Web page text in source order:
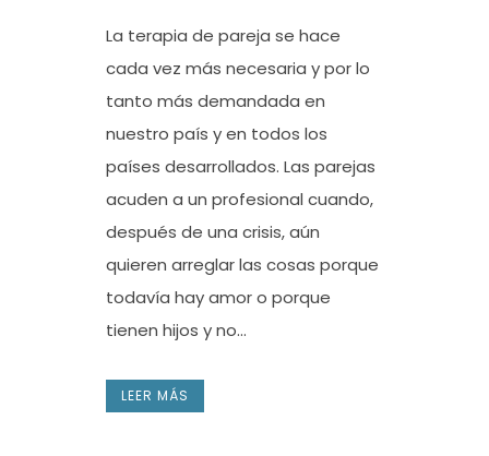
La terapia de pareja se hace
cada vez más necesaria y por lo
tanto más demandada en
nuestro país y en todos los
países desarrollados. Las parejas
acuden a un profesional cuando,
después de una crisis, aún
quieren arreglar las cosas porque
todavía hay amor o porque
tienen hijos y no...
LEER MÁS